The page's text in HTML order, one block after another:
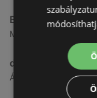
Benu
Malompatak U.10,
dm
Ágfalvi út 4, 9400,